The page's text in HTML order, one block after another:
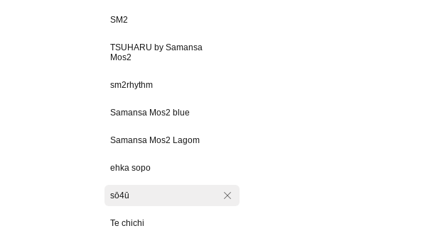
SM2
TSUHARU by Samansa
Mos2
sm2rhythm
Samansa Mos2 blue
Samansa Mos2 Lagom
ehka sopo
sō4ū
Te chichi